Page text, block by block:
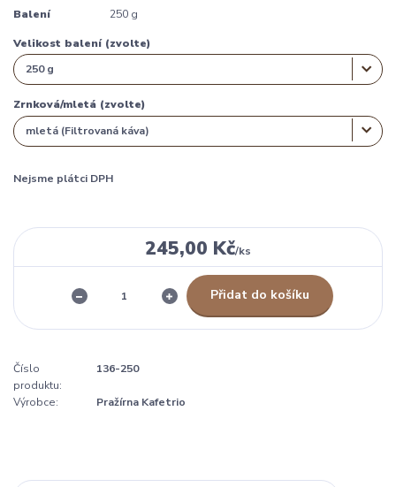
Balení 250 g
Velikost balení (zvolte)
Zrnková/mletá (zvolte)
Nejsme plátci DPH
245,00 Kč/ks
Přidat do košíku
Číslo
produktu:
136-250
Výrobce: Pražírna Kafetrio